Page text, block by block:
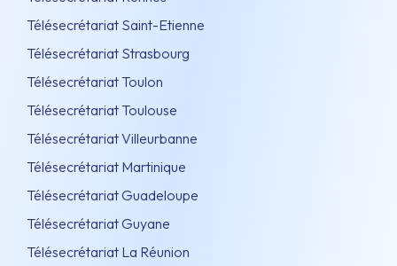
Télésecrétariat Saint-Etienne
Télésecrétariat Strasbourg
Télésecrétariat Toulon
Télésecrétariat Toulouse
Télésecrétariat Villeurbanne
Télésecrétariat Martinique
Télésecrétariat Guadeloupe
Télésecrétariat Guyane
Télésecrétariat La Réunion